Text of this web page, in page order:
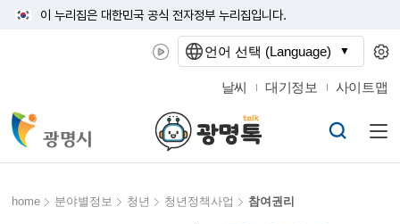
이 누리집은 대한민국 공식 전자정부 누리집입니다.
날씨 대기정보 사이트맵
home 분야별정보 청년 청년정책사업 참여권리
언어 선택 (Language)